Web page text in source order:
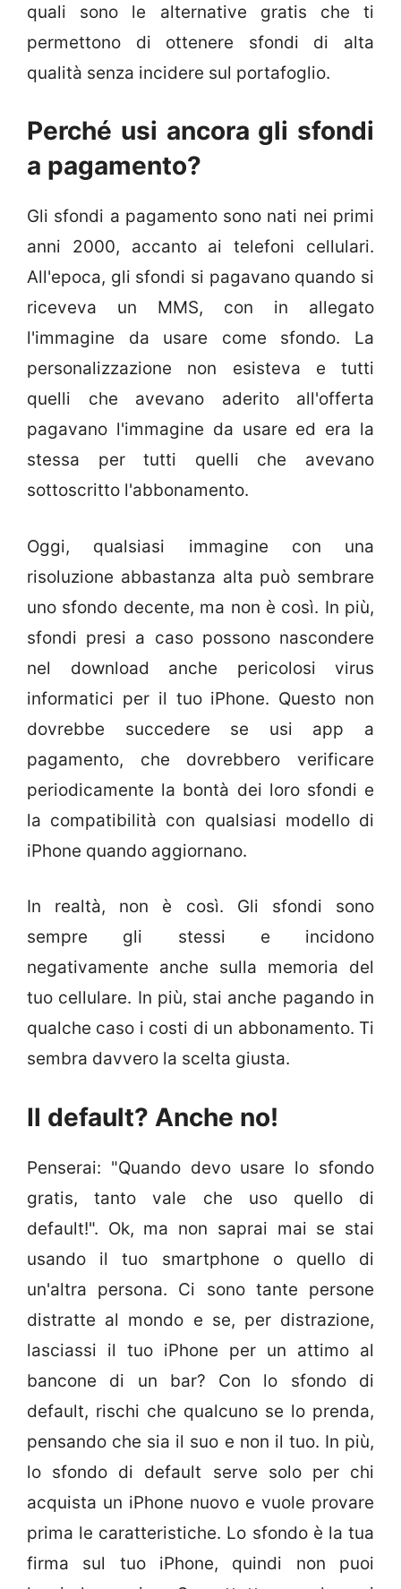
quali sono le alternative gratis che ti
permettono di ottenere sfondi di alta
qualità senza incidere sul portafoglio.
Perché usi ancora gli sfondi
a pagamento?
Gli sfondi a pagamento sono nati nei primi
anni 2000, accanto ai telefoni cellulari.
All'epoca, gli sfondi si pagavano quando si
riceveva un MMS, con in allegato
l'immagine da usare come sfondo. La
personalizzazione non esisteva e tutti
quelli che avevano aderito all'offerta
pagavano l'immagine da usare ed era la
stessa per tutti quelli che avevano
sottoscritto l'abbonamento.
Oggi, qualsiasi immagine con una
risoluzione abbastanza alta può sembrare
uno sfondo decente, ma non è così. In più,
sfondi presi a caso possono nascondere
nel download anche pericolosi virus
informatici per il tuo iPhone. Questo non
dovrebbe succedere se usi app a
pagamento, che dovrebbero verificare
periodicamente la bontà dei loro sfondi e
la compatibilità con qualsiasi modello di
iPhone quando aggiornano.
In realtà, non è così. Gli sfondi sono
sempre gli stessi e incidono
negativamente anche sulla memoria del
tuo cellulare. In più, stai anche pagando in
qualche caso i costi di un abbonamento. Ti
sembra davvero la scelta giusta.
Il default? Anche no!
Penserai: "Quando devo usare lo sfondo
gratis, tanto vale che uso quello di
default!". Ok, ma non saprai mai se stai
usando il tuo smartphone o quello di
un'altra persona. Ci sono tante persone
distratte al mondo e se, per distrazione,
lasciassi il tuo iPhone per un attimo al
bancone di un bar? Con lo sfondo di
default, rischi che qualcuno se lo prenda,
pensando che sia il suo e non il tuo. In più,
lo sfondo di default serve solo per chi
acquista un iPhone nuovo e vuole provare
prima le caratteristiche. Lo sfondo è la tua
firma sul tuo iPhone, quindi non puoi